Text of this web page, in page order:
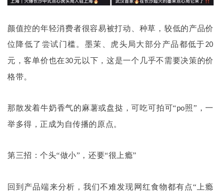
颜值控的年轻消费者很容易被打动、种草，较低的产品价
位降低了尝试门槛。墨茉、虎头局大部分产品都低于20
元，客单价也在30元以下，这是一个几乎不需要决策的价
格带。
那散发着牛奶香气的麻薯或盘挞，可吃可拍可“po照”，一
举多得，正成为自传播的原点。
第三招：个头“做小”，还要“很上瘾”
回到产品端来分析，我们不难发现网红食物都有点“上瘾